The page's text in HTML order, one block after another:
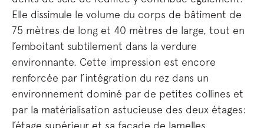
Elle dissimule le volume du corps de bâtiment de
75 mètres de long et 40 mètres de large, tout en
l’emboitant subtilement dans la verdure
environnante. Cette impression est encore
renforcée par l’intégration du rez dans un
environnement dominé par de petites collines et
par la matérialisation astucieuse des deux étages:
l’étage supérieur et sa façade de lamelles